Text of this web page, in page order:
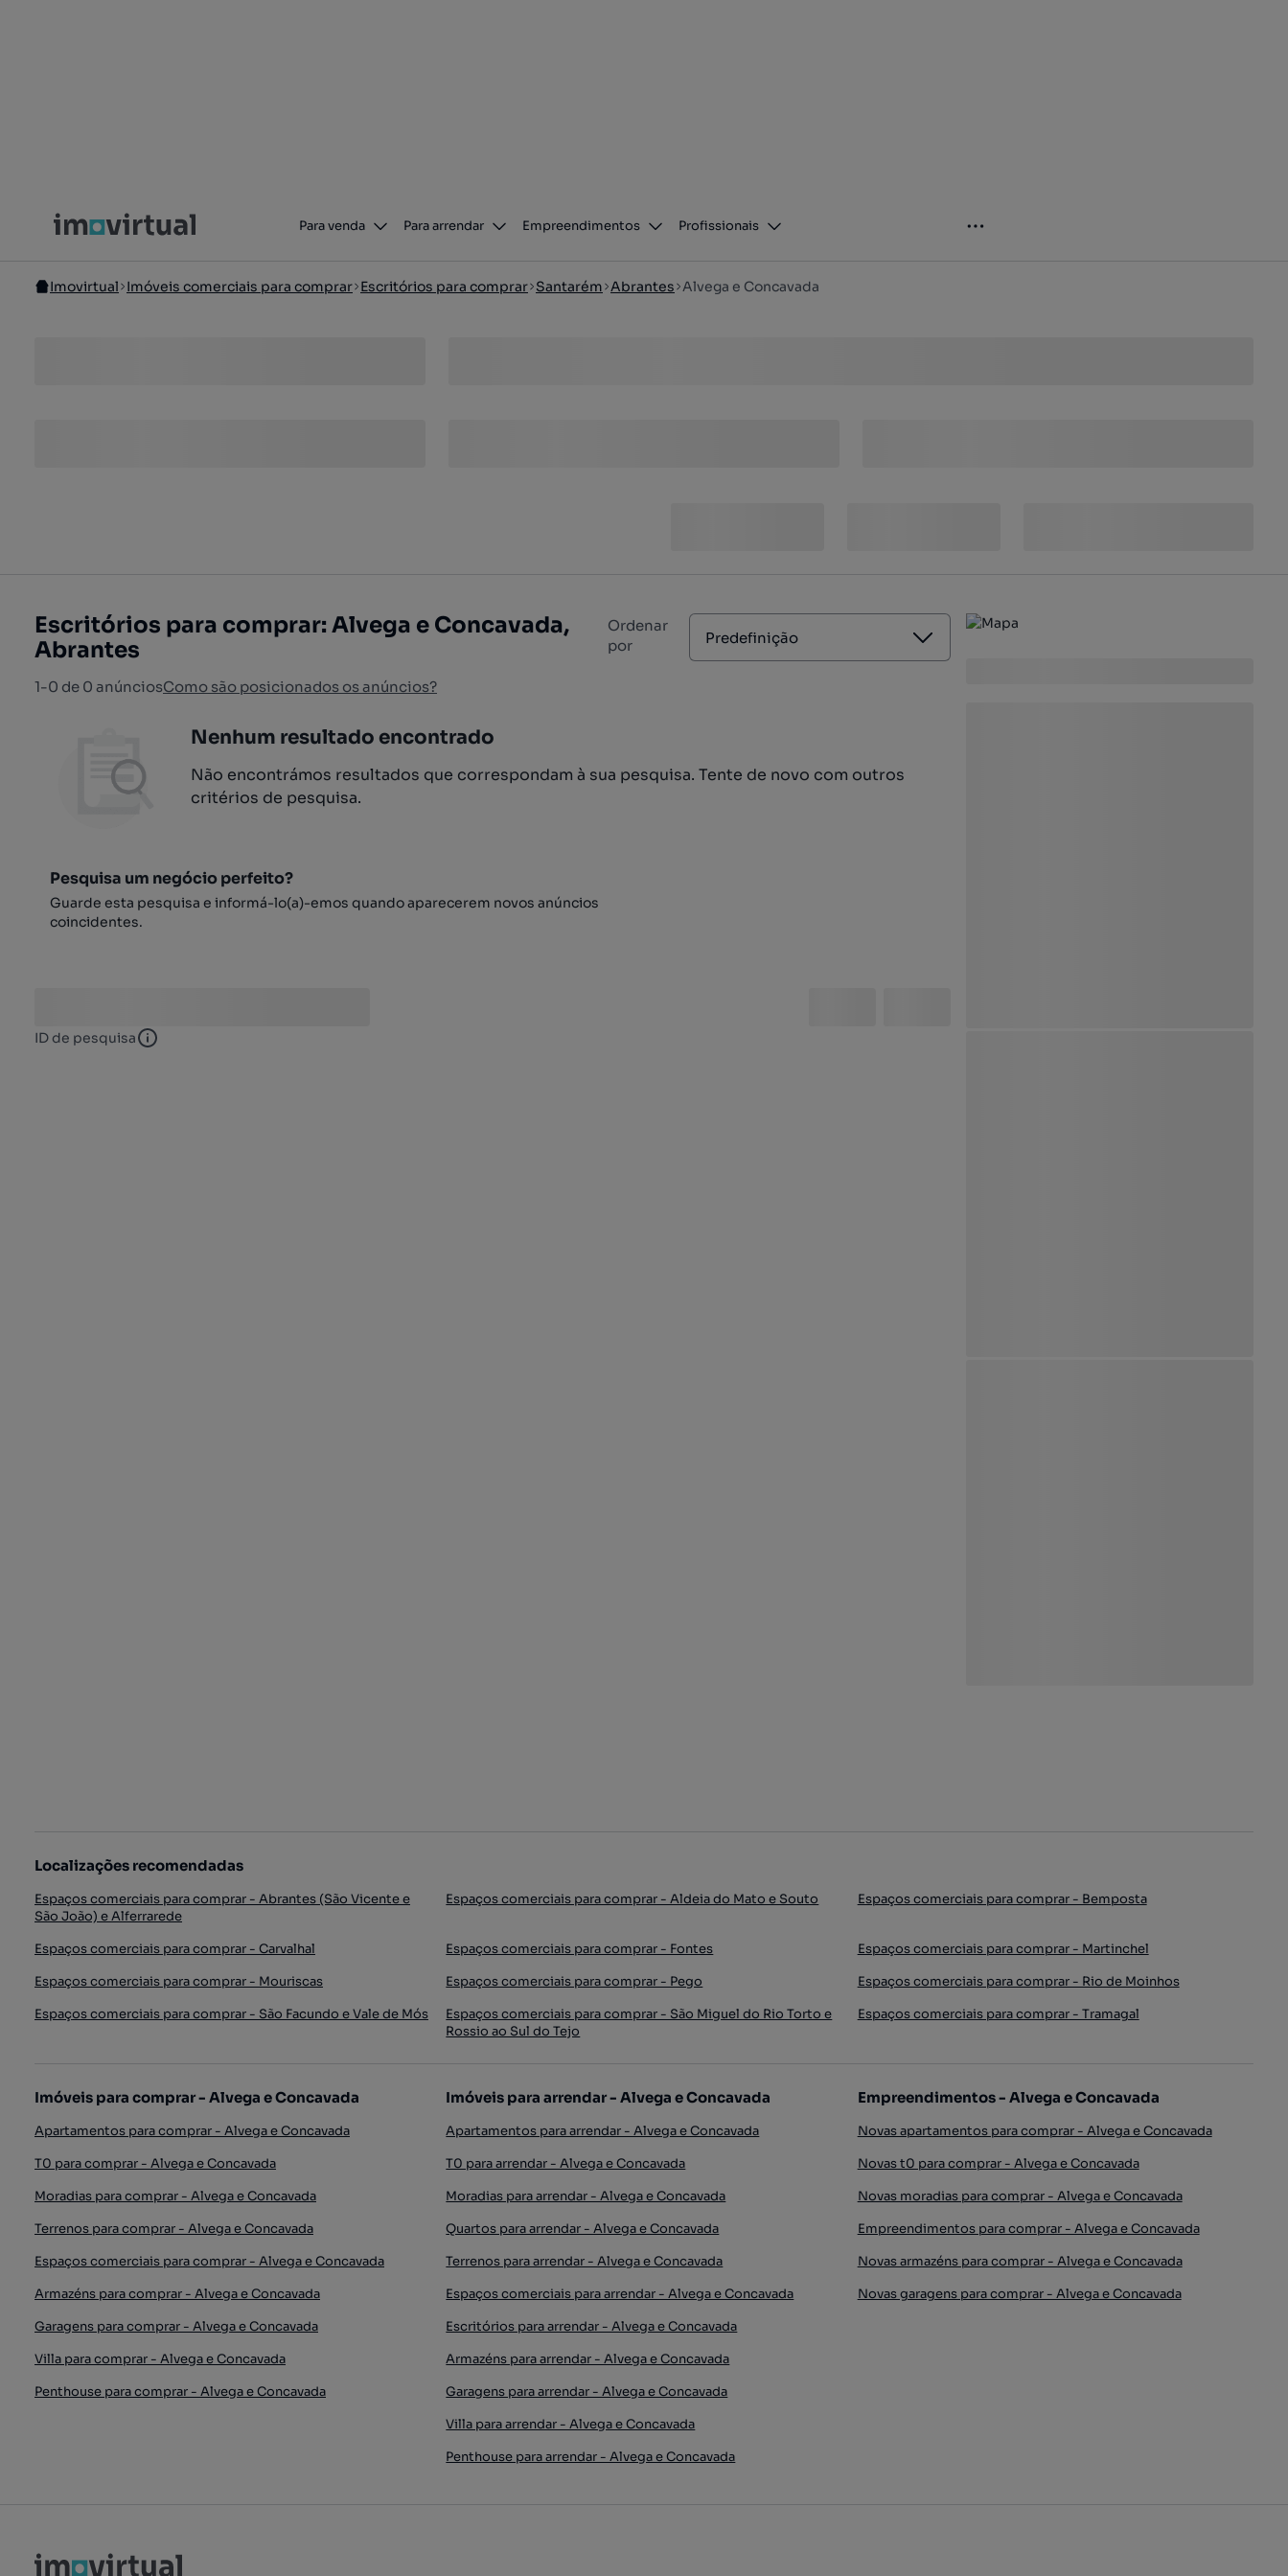
Para venda Para arrendar Empreendimentos Profissionais
Imovirtual Imóveis comerciais para comprar Escritórios para comprar Santarém Abrantes Alvega e Concavada
Escritórios para comprar: Alvega e Concavada,
Abrantes
1-0 de 0 anúnciosComo são posicionados os anúncios?
Ordenar
por
Predefinição
Nenhum resultado encontrado
Não encontrámos resultados que correspondam à sua pesquisa. Tente de novo com outros
critérios de pesquisa.
Pesquisa um negócio perfeito?
Guarde esta pesquisa e informá-lo(a)-emos quando aparecerem novos anúncios
coincidentes.
ID de pesquisa ID de pesquisa
Localizações recomendadas
Espaços comerciais para comprar - Abrantes (São Vicente e
São João) e Alferrarede
Espaços comerciais para comprar - Aldeia do Mato e Souto Espaços comerciais para comprar - Bemposta
Espaços comerciais para comprar - Carvalhal Espaços comerciais para comprar - Fontes
Espaços comerciais para comprar - Martinchel
Espaços comerciais para comprar - Mouriscas
Espaços comerciais para comprar - Pego
Espaços comerciais para comprar - Rio de Moinhos
Espaços comerciais para comprar - São Facundo e Vale de Mós
Espaços comerciais para comprar - São Miguel do Rio Torto e
Rossio ao Sul do Tejo
Espaços comerciais para comprar - Tramagal
Imóveis para comprar - Alvega e Concavada
Apartamentos para comprar - Alvega e Concavada
T0 para comprar - Alvega e Concavada
Moradias para comprar - Alvega e Concavada
Terrenos para comprar - Alvega e Concavada
Espaços comerciais para comprar - Alvega e Concavada
Armazéns para comprar - Alvega e Concavada
Garagens para comprar - Alvega e Concavada
Villa para comprar - Alvega e Concavada
Penthouse para comprar - Alvega e Concavada
Imóveis para arrendar - Alvega e Concavada
Apartamentos para arrendar - Alvega e Concavada
T0 para arrendar - Alvega e Concavada
Moradias para arrendar - Alvega e Concavada
Quartos para arrendar - Alvega e Concavada
Terrenos para arrendar - Alvega e Concavada
Espaços comerciais para arrendar - Alvega e Concavada
Escritórios para arrendar - Alvega e Concavada
Armazéns para arrendar - Alvega e Concavada
Garagens para arrendar - Alvega e Concavada
Villa para arrendar - Alvega e Concavada
Penthouse para arrendar - Alvega e Concavada
Empreendimentos - Alvega e Concavada
Novas apartamentos para comprar - Alvega e Concavada
Novas t0 para comprar - Alvega e Concavada
Novas moradias para comprar - Alvega e Concavada
Empreendimentos para comprar - Alvega e Concavada
Novas armazéns para comprar - Alvega e Concavada
Novas garagens para comprar - Alvega e Concavada